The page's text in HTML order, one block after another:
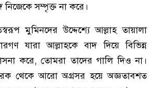
সম্পৃক্ত না করে।
মুমিনদের উদ্দেশ্যে আল্লাহ তায়ালা
যারা আল্লাহকে বাদ দিয়ে বিভিন্ন
করে, তোমরা তাদের গালি দিও না।
থেকে আরো অগ্রসর হয়ে অজ্ঞতাবশত